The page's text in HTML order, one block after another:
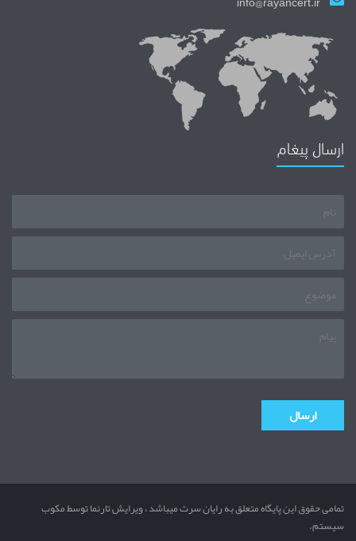
ارسال پیغام
تمامی حقوق این پایگاه متعلق به رایان سرت میباشد ، ویرایش تارنما توسط مکوب
سیستم.